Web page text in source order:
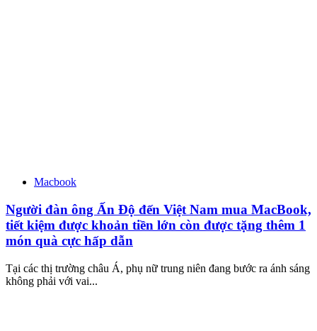
Macbook
Người đàn ông Ấn Độ đến Việt Nam mua MacBook,
tiết kiệm được khoản tiền lớn còn được tặng thêm 1
món quà cực hấp dẫn
Tại các thị trường châu Á, phụ nữ trung niên đang bước ra ánh sáng
không phải với vai...